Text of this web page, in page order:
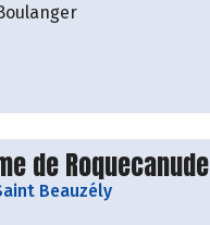
le producteur
de Roquecanude
Beauzély